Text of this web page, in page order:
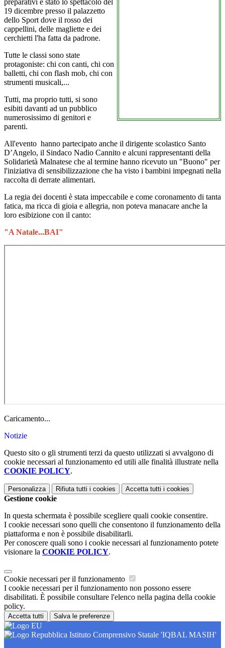
preparativi è stato lo spettacolo del
19 dicembre presso il palazzetto
dello Sport dove il rosso dei
cappellini, delle magliette e dei
cerchietti l'ha fatta da padrone.
Tutte le classi sono state
protagoniste: chi con canti, chi con
balletti, chi con flash mob, chi con
strumenti musicali,...
Tutti, ma proprio tutti, si sono
esibiti davanti ad un pubblico
numerosissimo di genitori e
parenti.
All'evento hanno partecipato anche il dirigente scolastico Santo
D’Angelo, il Sindaco Nadio Cannito e alcuni rappresentanti della
Solidarietà Malnatese che al termine hanno ricevuto un "Buono" per
l'iniziativa di sensibilizzazione che ha visto i bambini impegnati nella
raccolta di derrate alimentari.
La regia dei docenti è stata impeccabile e come coronamento di tanta
fatica, ma ricca di gioia e allegria, non poteva manacare anche la
loro esibizione con il canto:
"A Natale...BAI"
Caricamento...
Notizie
Questo sito o gli strumenti terzi da questo utilizzati si avvalgono di
cookie necessari al funzionamento ed utili alle finalità illustrate nella
COOKIE POLICY.
Personalizza Rifiuta tutti i cookies Accetta tutti i cookies
Gestione cookie
In questa schermata è possibile scegliere quali cookie consentire.
I cookie necessari sono quelli che consentono il funzionamento della
piattaforma e non è possibile disabilitarli.
Per conoscere quali sono i cookie necessari al funzionamento potete
visionare la COOKIE POLICY.
Cookie necessari per il funzionamento
I cookie necessari per il funzionamento non possono essere
disabilitati. È possibile consultare l'elenco nella pagina della cookie
policy.
Accetta tutti Salva le preferenze
Istituto Comprensivo Statale 'IQBAL MASIH'